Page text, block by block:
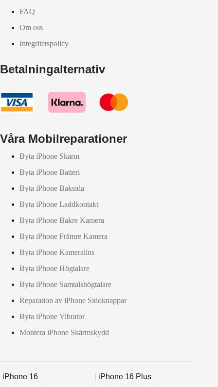
FAQ
Om oss
Integritetspolicy
Betalningalternativ
Våra Mobilreparationer
Byta iPhone Skärm
Byta iPhone Batteri
Byta iPhone Baksida
Byta iPhone Laddkontakt
Byta iPhone Bakre Kamera
Byta iPhone Främre Kamera
Byta iPhone Kameralins
Byta iPhone Högtalare
Byta iPhone Samtalshögtalare
Reparation av iPhone Sidoknappar
Byta iPhone Vibrator
Montera iPhone Skärmskydd
iPhone 16
iPhone 16 Plus